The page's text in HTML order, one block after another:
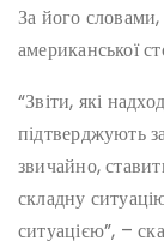
За його
американської
“Звіти, які
підтверджують
звичайно,
складну
ситуацією”, –